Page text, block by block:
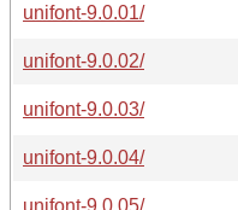
unifont-9.0.01/
unifont-9.0.02/
unifont-9.0.03/
unifont-9.0.04/
unifont-9.0.05/